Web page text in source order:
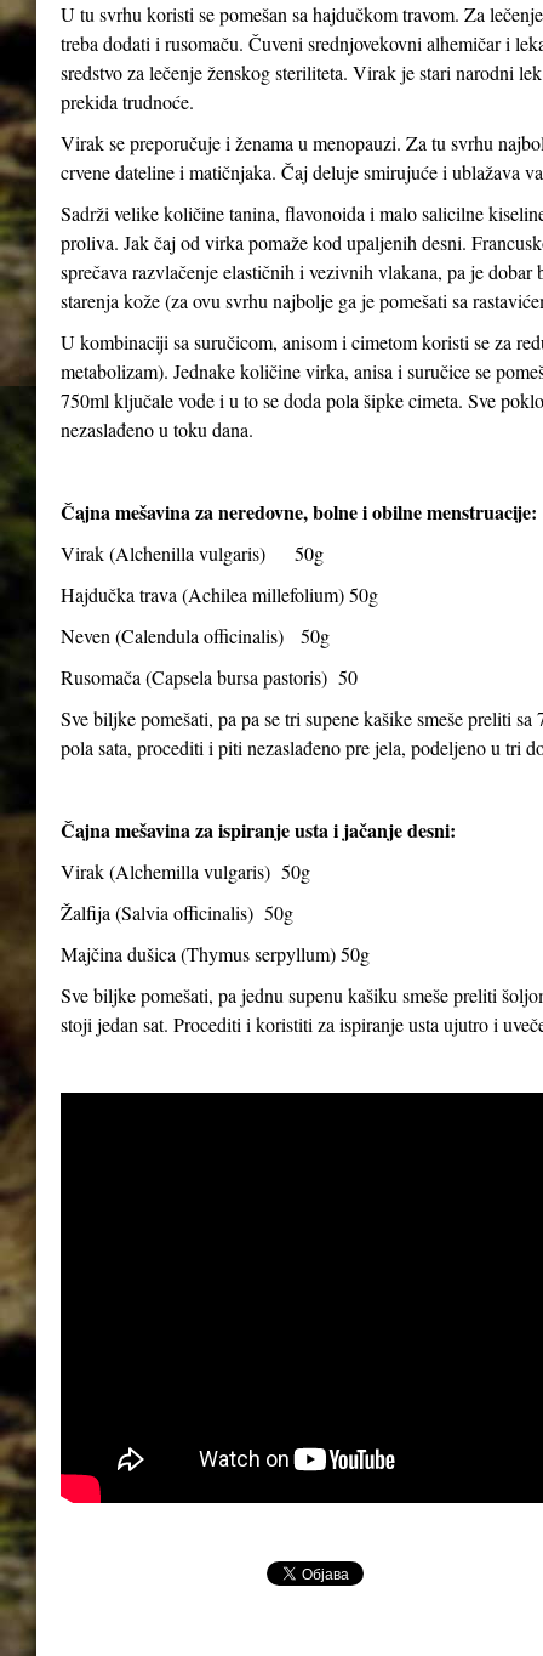
U tu svrhu koristi se pomešan sa hajdučkom travom. Za
treba dodati i rusomaču. Čuveni srednjovekovni alhemičar i
sredstvo za lečenje ženskog steriliteta. Virak je stari narodni
prekida trudnoće.
Virak se preporučuje i ženama u menopauzi. Za tu svrhu
crvene dateline i matičnjaka. Čaj deluje smirujuće i ublažava
Sadrži velike količine tanina, flavonoida i malo salicilne
proliva. Jak čaj od virka pomaže kod upaljenih desni.
sprečava razvlačenje elastičnih i vezivnih vlakana, pa je
starenja kože (za ovu svrhu najbolje ga je pomešati sa
U kombinaciji sa suručicom, anisom i cimetom koristi se za
metabolizam). Jednake količine virka, anisa i suručice se
750ml ključale vode i u to se doda pola šipke cimeta. Sve
nezaslađeno u toku dana.
Čajna mešavina za neredovne, bolne i obilne menstruacije:
Virak (Alchenilla vulgaris) 50g
Hajdučka trava (Achilea millefolium) 50g
Neven (Calendula officinalis) 50g
Rusomača (Capsela bursa pastoris) 50
Sve biljke pomešati, pa pa se tri supene kašike smeše preliti
pola sata, procediti i piti nezaslađeno pre jela, podeljeno u tri
Čajna mešavina za ispiranje usta i jačanje desni:
Virak (Alchemilla vulgaris) 50g
Žalfija (Salvia officinalis) 50g
Majčina dušica (Thymus serpyllum) 50g
Sve biljke pomešati, pa jednu supenu kašiku smeše preliti
stoji jedan sat. Procediti i koristiti za ispiranje usta ujutro i